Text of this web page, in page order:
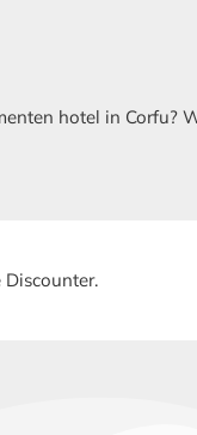
hotel in Corfu?